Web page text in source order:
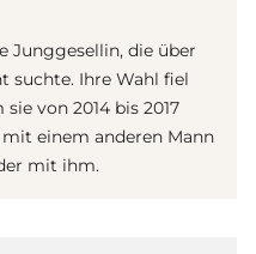
Junggesellin, die über
suchte. Ihre Wahl fiel
von 2014 bis 2017
einem anderen Mann
mit ihm.